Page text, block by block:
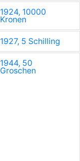
1924, 10000
Kronen
1927, 5 Schilling
1944, 50
Groschen